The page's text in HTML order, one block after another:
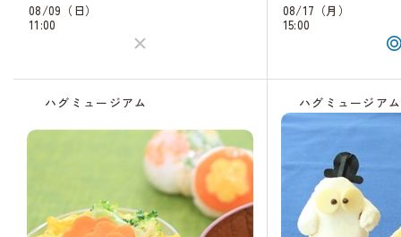
08/09（日）
11:00
08/17（月）
15:00
ハグミュージアム ハグミュージアム